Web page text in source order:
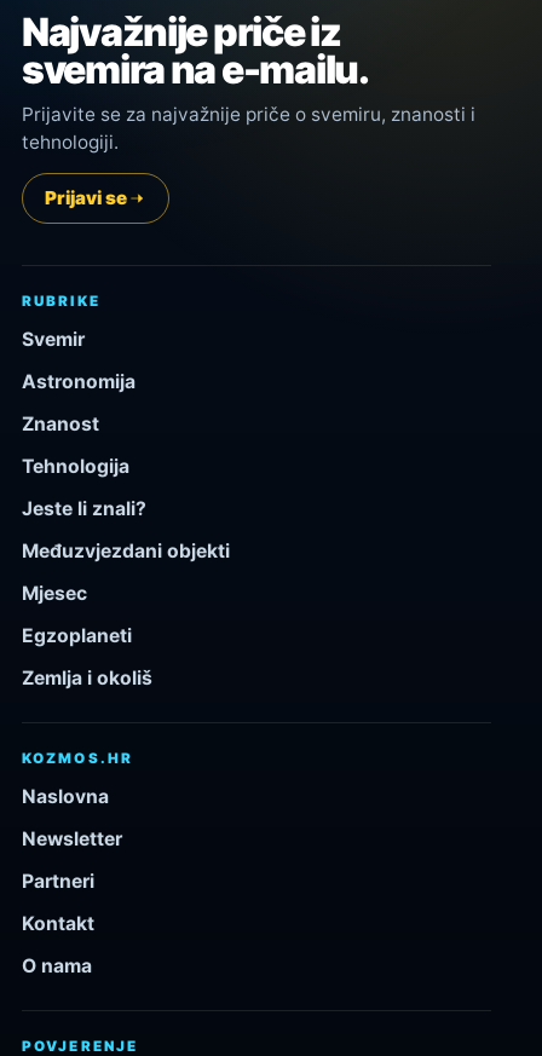
Najvažnije priče iz
svemira na e-mailu.
Prijavite se za najvažnije priče o svemiru, znanosti i
tehnologiji.
Prijavi se
RUBRIKE
Svemir
Astronomija
Znanost
Tehnologija
Jeste li znali?
Međuzvjezdani objekti
Mjesec
Egzoplaneti
Zemlja i okoliš
KOZMOS.HR
Naslovna
Newsletter
Partneri
Kontakt
O nama
POVJERENJE